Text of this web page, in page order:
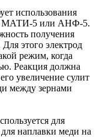
использования
МАТИ-5 или АНФ-5.
получения
этого электрод
режим, когда
Реакция должна
увеличение сулит
между зернами
для
наплавки меди на